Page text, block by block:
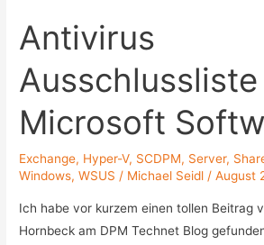
Antivirus
Microsoft
Exchange, Hyper-V, SCDPM, Server,
Windows,WSUS / Michael Seidl/August
Ich habe vor kurzem einen tollen Beitrag
Hornbeck am DPM Technet Blog